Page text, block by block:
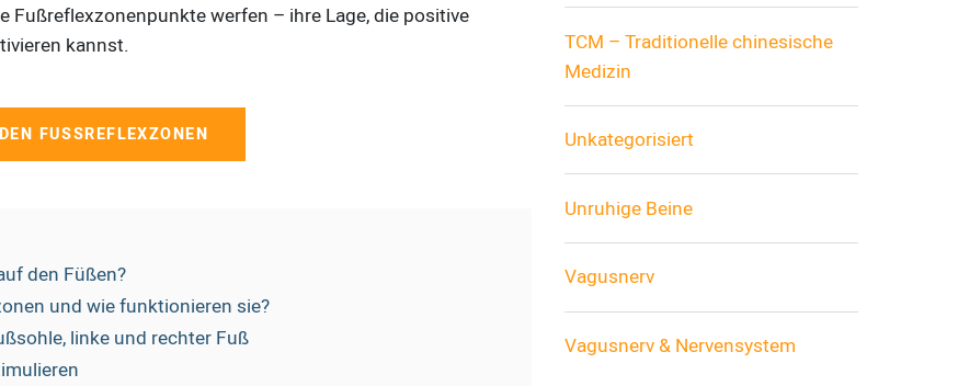
Fußreflexzonenpunkte werfen – ihre Lage, die positive
kannst.
FUSSREFLEXZONEN
den Füßen?
und wie funktionieren sie?
linke und rechter Fuß
TCM – Traditionelle chinesische
Medizin
Unkategorisiert
Unruhige Beine
Vagusnerv
Vagusnerv & Nervensystem